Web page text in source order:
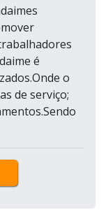
é
o
de serviço;